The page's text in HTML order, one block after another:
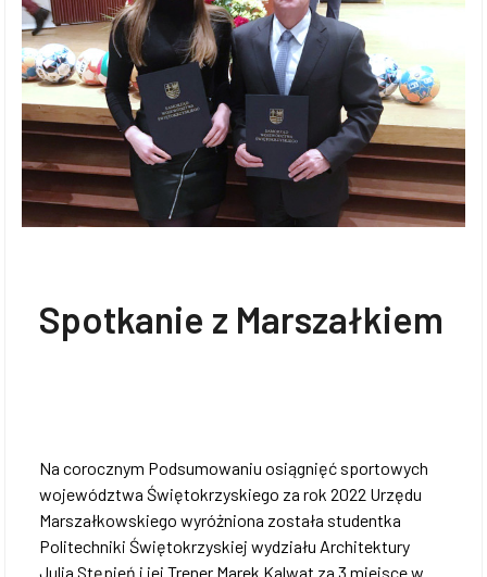
Spotkanie z Marszałkiem
Na corocznym Podsumowaniu osiągnięć sportowych
województwa Świętokrzyskiego za rok 2022 Urzędu
Marszałkowskiego wyróżniona została studentka
Politechniki Świętokrzyskiej wydziału Architektury
Julia Stępień i jej Trener Marek Kalwat za 3 miejsce w